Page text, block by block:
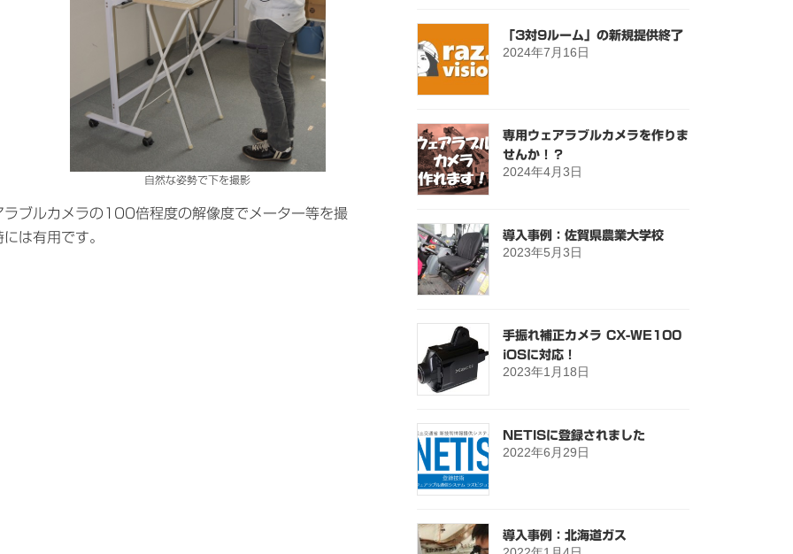
自然な姿勢で下を撮影
ラブルカメラの100倍程度の解像度でメーター等を撮
は有用です。
「3対9ルーム」の新規提供終了
2024年7月16日
専用ウェアラブルカメラを作りま
せんか！？
2024年4月3日
導入事例：佐賀県農業大学校
2023年5月3日
手振れ補正カメラ CX-WE100
iOSに対応！
2023年1月18日
NETISに登録されました
2022年6月29日
導入事例：北海道ガス